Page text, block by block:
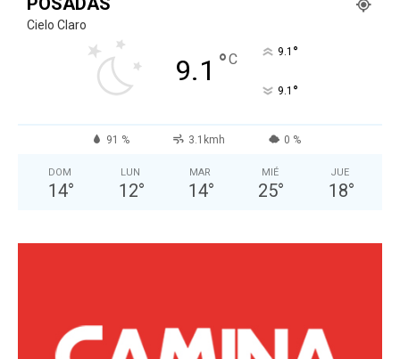
Cielo Claro
9.1 °C 9.1 °
9.1 °
91 % 3.1kmh 0 %
DOM
14°
LUN
12°
MAR
14°
MIÉ
25°
JUE
18°